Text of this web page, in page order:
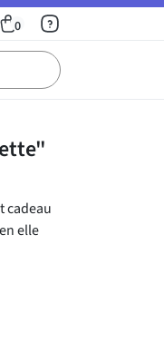
0
cadeau
elle